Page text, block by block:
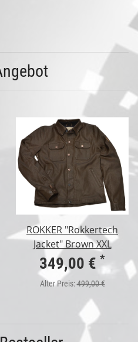
ROKKER "Rokkertech
Jacket" Brown XXL
349,00 € *
Alter Preis:499,00 €